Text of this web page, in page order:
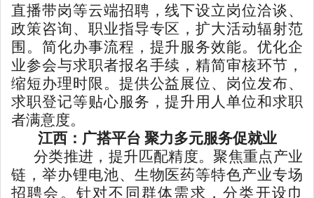
直播带岗等云端招聘，线下设立岗位洽谈、
政策咨询、职业指导专区，扩大活动辐射范
围。简化办事流程，提升服务效能。优化企
业参会与求职者报名手续，精简审核环节，
缩短办理时限。提供公益展位、岗位发布、
求职登记等贴心服务，提升用人单位和求职
者满意度。
江西：广搭平台 聚力多元服务促就业
分类推进，提升匹配精度。聚焦重点产业
链，举办锂电池、生物医药等特色产业专场
招聘会。针对不同群体需求，分类开设巾